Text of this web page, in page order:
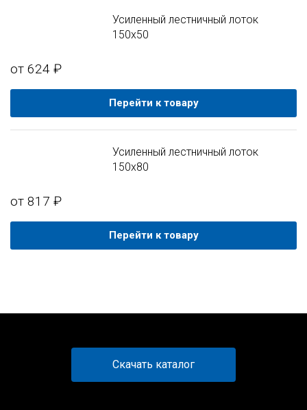
Усиленный лестничный лоток
150x50
от 624 ₽
Перейти к товару
Усиленный лестничный лоток
150x80
от 817 ₽
Перейти к товару
Скачать каталог